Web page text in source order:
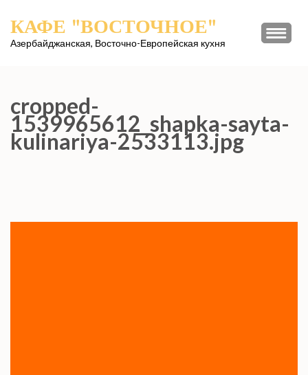
содержимому
КАФЕ "ВОСТОЧНОЕ"
Азербайджанская, Восточно-Европейская кухня
cropped-
1539965612_shapka-sayta-
kulinariya-2533113.jpg